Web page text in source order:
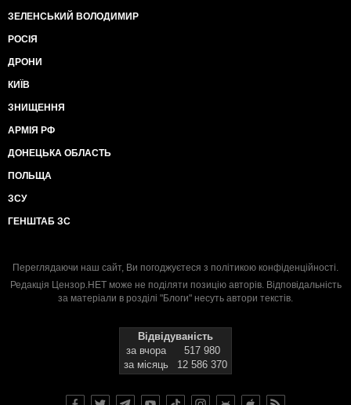
ЗЕЛЕНСЬКИЙ ВОЛОДИМИР
РОСІЯ
ДРОНИ
КИЇВ
ЗНИЩЕННЯ
АРМІЯ РФ
ДОНЕЦЬКА ОБЛАСТЬ
ПОЛЬЩА
ЗСУ
ГЕНШТАБ ЗС
Переглядаючи наш сайт, Ви погоджуєтеся з політикою конфіденційності.
Редакція Цензор.НЕТ може не поділяти позицію авторів. Відповідальність
за матеріали в розділі "Блоги" несуть автори текстів.
Відвідуваність
за вчора
517 980
за місяць
12 586 370